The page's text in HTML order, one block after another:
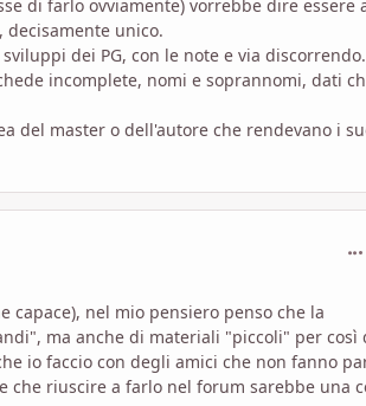
di farlo ovviamente) vorrebbe dire essere
unico.
dei PG, con le note e via discorrendo.
incomplete, nomi e soprannomi, dati
del master o dell'autore che rendevano i
capace), nel mio pensiero penso che la
ma anche di materiali "piccoli" per così
io faccio con degli amici che non fanno
che riuscire a farlo nel forum sarebbe una